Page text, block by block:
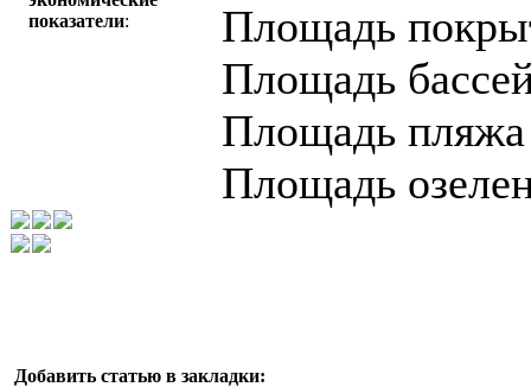
показатели:
Площадь
Площадь
Площадь пляжа
Площадь
Добавить статью в закладки: